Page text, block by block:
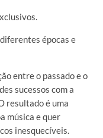
épocas e
entre o passado e o
sucessos com a
resultado é uma
música e quer
inesquecíveis.